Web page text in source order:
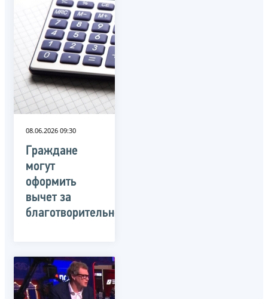
08.06.2026 09:30
Граждане
могут
оформить
вычет за
благотворительность